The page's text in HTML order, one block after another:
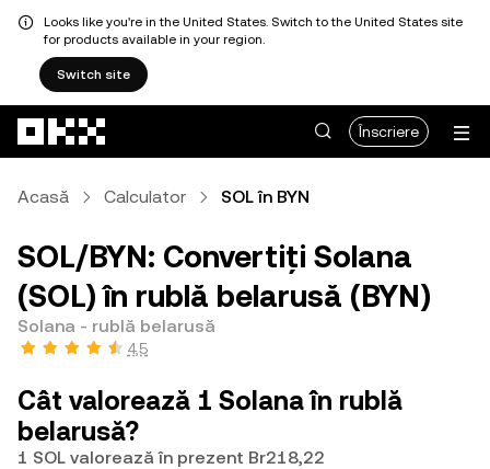
Looks like you're in the United States. Switch to the United States site
for products available in your region.
Switch site
Înscriere
Acasă Calculator SOL în BYN
SOL/BYN: Convertiți Solana
(SOL) în rublă belarusă (BYN)
Solana - rublă belarusă
4,5
Cât valorează 1 Solana în rublă
belarusă?
1 SOL valorează în prezent Br218,22